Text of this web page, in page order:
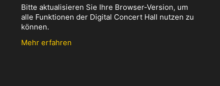
Bitte aktualisieren Sie Ihre Browser-Version, um
alle Funktionen der Digital Concert Hall nutzen zu
können.
Mehr erfahren